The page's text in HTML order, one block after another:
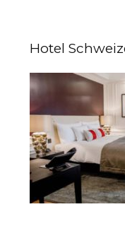
Hotel